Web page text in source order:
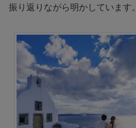
振り返りながら明かしています。